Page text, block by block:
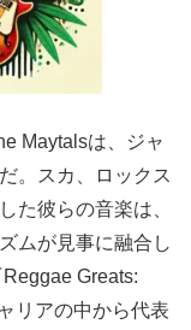
Maytalsは、ジャ
。スカ、ロックス
た彼らの音楽は、
ムが見事に融合し
Greats:
リアの中から代表